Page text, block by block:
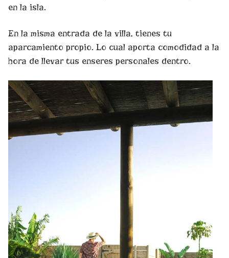
en la isla.
En la misma entrada de la villa, tienes tu
aparcamiento propio. Lo cual aporta comodidad a la
hora de llevar tus enseres personales dentro.